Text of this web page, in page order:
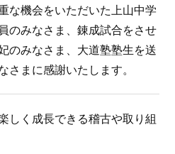
な機会をいただいた上山中学
のみなさま、錬成試合をさせ
のみなさま、大道塾塾生を送
まに感謝いたします。
しく成長できる稽古や取り組